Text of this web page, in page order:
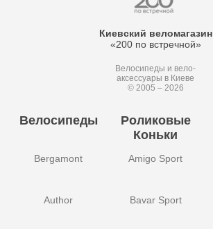
Киевский веломагазин
«200 по встречной»
Велосипеды и вело-
аксессуары в Киеве
© 2005 – 2026
Велосипеды
Bergamont
Author
Роликовые
Коньки
Amigo Sport
Bavar Sport